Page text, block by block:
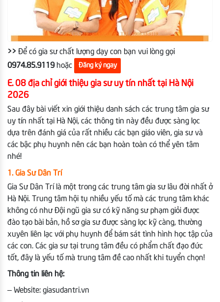
>> Để có gia sư chất lượng dạy con bạn vui lòng gọi
0974.85.9119hoặc Đăng ký ngay
E. 08 địa chỉ giới thiệu gia sư uy tín nhất tại Hà Nội
2026
Sau đây bài viết xin giới thiệu danh sách các trung tâm gia sư
uy tín nhất tại Hà Nội, các thông tin này đều được sàng lọc
dựa trên đánh giá của rất nhiều các bạn giáo viên, gia sư và
các bậc phụ huynh nên các bạn hoàn toàn có thể yên tâm
nhé!
1. Gia Sư Dân Trí
Gia Sư Dân Trí là một trong các trung tâm gia sư lâu đời nhất ở
Hà Nội. Trung tâm hội tụ nhiều yếu tố mà các trung tâm khác
không có như Đội ngũ gia sư có kỹ năng sư phạm giỏi được
đào tạo bài bản, hồ sơ gia sư được sàng lọc kỹ càng, thường
xuyên liên lạc với phụ huynh để bám sát tình hình học tập của
các con. Các gia sư tại trung tâm đều có phẩm chất đạo đức
tốt, đây là yếu tố mà trung tâm đề cao nhất khi tuyển chọn!
Thông tin liên hệ:
– Website: giasudantri.vn